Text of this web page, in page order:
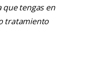
tengas en
tratamiento